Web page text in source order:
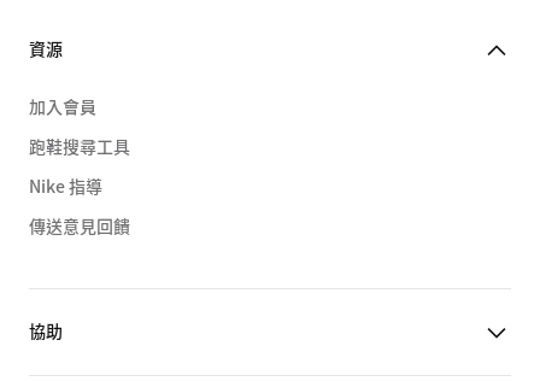
資源
加入會員
跑鞋搜尋工具
Nike 指導
傳送意見回饋
協助